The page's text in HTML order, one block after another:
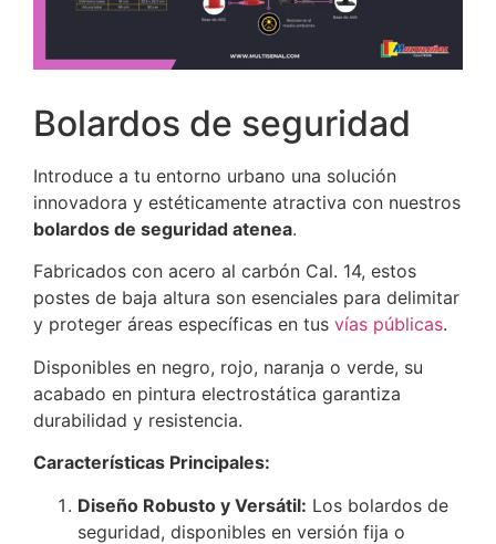
Bolardos de seguridad
Introduce a tu entorno urbano una solución
innovadora y estéticamente atractiva con nuestros
bolardos de seguridad atenea.
Fabricados con acero al carbón Cal. 14, estos
postes de baja altura son esenciales para delimitar
y proteger áreas específicas en tus vías públicas.
Disponibles en negro, rojo, naranja o verde, su
acabado en pintura electrostática garantiza
durabilidad y resistencia.
Características Principales:
Diseño Robusto y Versátil: Los bolardos de
seguridad, disponibles en versión fija o